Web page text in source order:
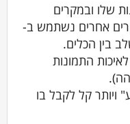
שלו ובמקרים
אחרים נשתמש ב-
התמונות
ויותר קל לקבל בו